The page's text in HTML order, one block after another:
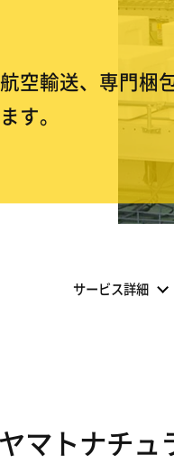
空輸送、専門梱
す。
サービス詳細
ヤマトナチュ